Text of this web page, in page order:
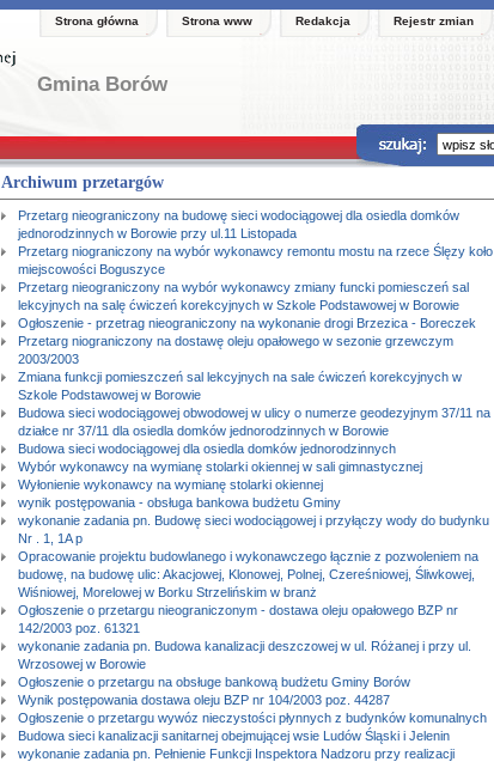
Strona główna Strona www Redakcja Rejestr zmian
Gmina Borów
Archiwum przetargów
Przetarg nieograniczony na budowę sieci wodociągowej dla osiedla domków
jednorodzinnych w Borowie przy ul.11 Listopada
Przetarg niograniczony na wybór wykonawcy remontu mostu na rzece Ślęzy koło
miejscowości Boguszyce
Przetarg nieograniczony na wybór wykonawcy zmiany funcki pomiesczeń sal
lekcyjnych na salę ćwiczeń korekcyjnych w Szkole Podstawowej w Borowie
Ogłoszenie - przetrag nieograniczony na wykonanie drogi Brzezica - Boreczek
Przetarg niograniczony na dostawę oleju opałowego w sezonie grzewczym
2003/2003
Zmiana funkcji pomieszczeń sal lekcyjnych na sale ćwiczeń korekcyjnych w
Szkole Podstawowej w Borowie
Budowa sieci wodociągowej obwodowej w ulicy o numerze geodezyjnym 37/11 na
działce nr 37/11 dla osiedla domków jednorodzinnych w Borowie
Budowa sieci wodociągowej dla osiedla domków jednorodzinnych
Wybór wykonawcy na wymianę stolarki okiennej w sali gimnastycznej
Wyłonienie wykonawcy na wymianę stolarki okiennej
wynik postępowania - obsługa bankowa budżetu Gminy
wykonanie zadania pn. Budowę sieci wodociągowej i przyłączy wody do budynku
Nr . 1, 1A p
Opracowanie projektu budowlanego i wykonawczego łącznie z pozwoleniem na
budowę, na budowę ulic: Akacjowej, Klonowej, Polnej, Czereśniowej, Śliwkowej,
Wiśniowej, Morelowej w Borku Strzelińskim w branż
Ogłoszenie o przetargu nieograniczonym - dostawa oleju opałowego BZP nr
142/2003 poz. 61321
wykonanie zadania pn. Budowa kanalizacji deszczowej w ul. Różanej i przy ul.
Wrzosowej w Borowie
Ogłoszenie o przetargu na obsługe bankową budżetu Gminy Borów
Wynik postępowania dostawa oleju BZP nr 104/2003 poz. 44287
Ogłoszenie o przetargu wywóz nieczystości płynnych z budynków komunalnych
Budowa sieci kanalizacji sanitarnej obejmującej wsie Ludów Śląski i Jelenin
wykonanie zadania pn. Pełnienie Funkcji Inspektora Nadzoru przy realizacji